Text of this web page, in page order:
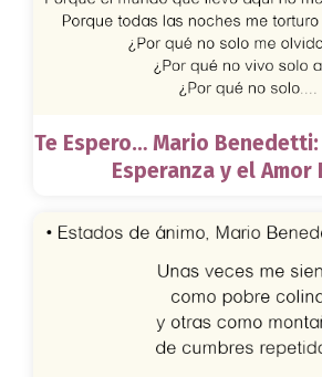
Te Espero… Mario
Esperanza y el Amor